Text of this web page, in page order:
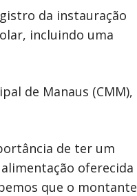
da instauração
incluindo uma
de Manaus (CMM),
de ter um
oferecida
que o montante